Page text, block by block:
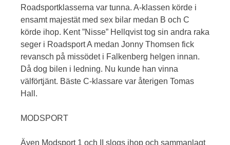
Roadsportklasserna var tunna. A-klassen körde i
ensamt majestät med sex bilar medan B och C
körde ihop. Kent ”Nisse” Hellqvist tog sin andra raka
seger i Roadsport A medan Jonny Thomsen fick
revansch på missödet i Falkenberg helgen innan.
Då dog bilen i ledning. Nu kunde han vinna
välförtjänt. Bäste C-klassare var återigen Tomas
Hall.
MODSPORT
Även Modsport 1 och II slogs ihop och sammanlagt